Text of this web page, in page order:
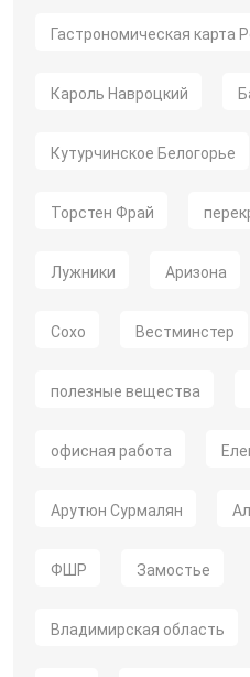
Гастрономическая карта
Кароль Навроцкий
Кутурчинское Белогорье
Торстен Фрай
Лужники Аризона
Сохо Вестминстер
полезные вещества
офисная работа
Арутюн Сурмалян
ФШР Замостье
Владимирская область